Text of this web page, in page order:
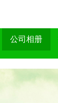
公司相册